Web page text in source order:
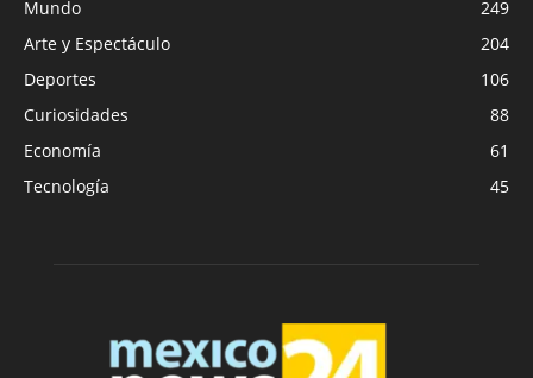
Mundo
249
Arte y Espectáculo
204
Deportes
106
Curiosidades
88
Economía
61
Tecnología
45